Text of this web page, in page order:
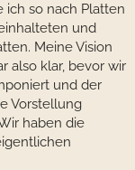
ich so nach Platten
und
Meine Vision
also klar, bevor wir
und der
Vorstellung
haben die